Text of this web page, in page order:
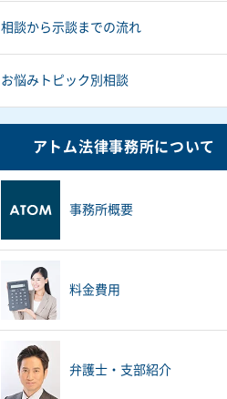
相談から示談までの流れ
お悩みトピック別相談
アトム法律事務所について
事務所概要
料金費用
弁護士・支部紹介